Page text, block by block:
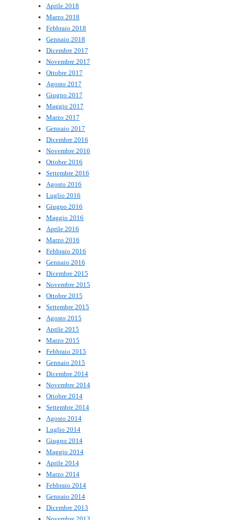
Aprile 2018
Marzo 2018
Febbraio 2018
Gennaio 2018
Dicembre 2017
Novembre 2017
Ottobre 2017
Agosto 2017
Giugno 2017
Maggio 2017
Marzo 2017
Gennaio 2017
Dicembre 2016
Novembre 2016
Ottobre 2016
Settembre 2016
Agosto 2016
Luglio 2016
Giugno 2016
Maggio 2016
Aprile 2016
Marzo 2016
Febbraio 2016
Gennaio 2016
Dicembre 2015
Novembre 2015
Ottobre 2015
Settembre 2015
Agosto 2015
Aprile 2015
Marzo 2015
Febbraio 2015
Gennaio 2015
Dicembre 2014
Novembre 2014
Ottobre 2014
Settembre 2014
Agosto 2014
Luglio 2014
Giugno 2014
Maggio 2014
Aprile 2014
Marzo 2014
Febbraio 2014
Gennaio 2014
Dicembre 2013